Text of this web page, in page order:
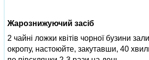
Жарознижуючий засіб
2 чайні ложки квітів чорної бузини
окропу, настоюйте, закутавши, 40